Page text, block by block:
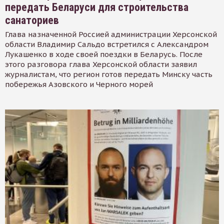
передать Беларуси для строительства
санаториев
Глава назначенной Россией администрации Херсонской
области Владимир Сальдо встретился с Александром
Лукашенко в ходе своей поездки в Беларусь. После
этого разговора глава Херсонской области заявил
журналистам, что регион готов передать Минску часть
побережья Азовского и Черного морей